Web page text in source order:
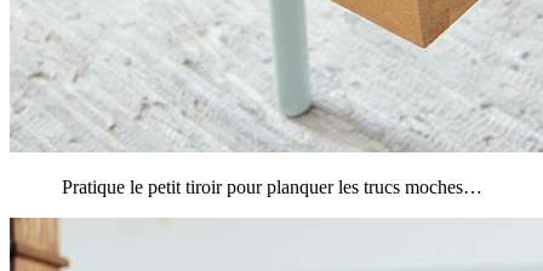
Pratique le petit tiroir pour planquer les trucs moches…